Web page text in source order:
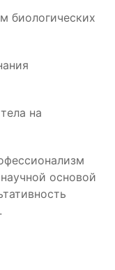
биологических
на
основой